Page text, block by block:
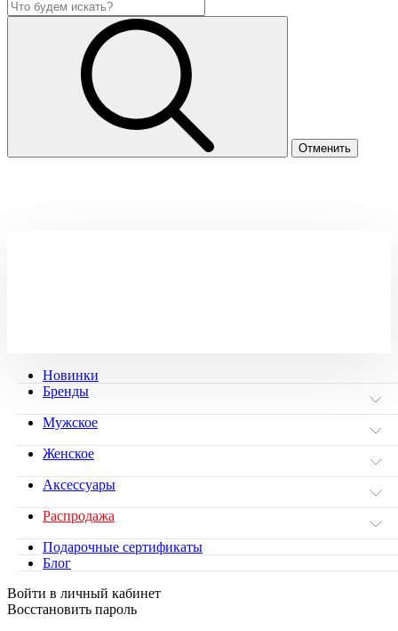
Новинки
Бренды
Мужское
Женское
Аксессуары
Распродажа
Подарочные сертификаты
Блог
Войти в личный кабинет
Восстановить пароль